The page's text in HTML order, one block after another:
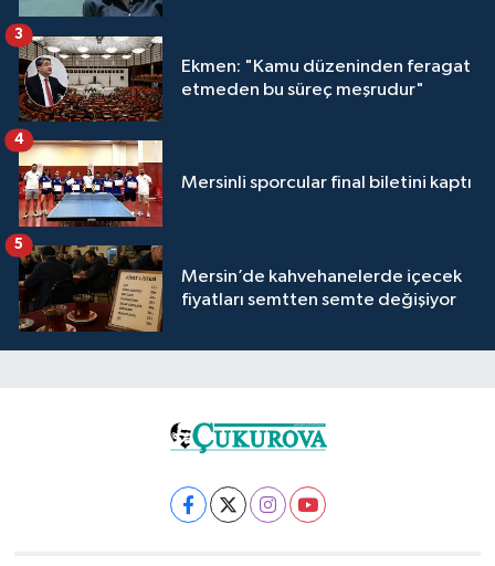
Ekmen: "Kamu düzeninden feragat
etmeden bu süreç meşrudur"
3
Mersinli sporcular final biletini kaptı
4
Mersin’de kahvehanelerde içecek
fiyatları semtten semte değişiyor
5